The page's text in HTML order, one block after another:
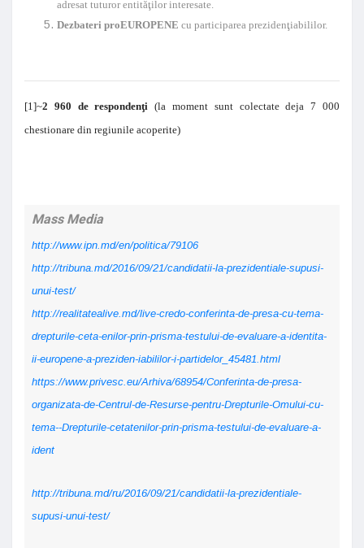
adresat tuturor entităţilor interesate.
Dezbateri proEUROPENE cu participarea prezidenţiabililor.
[1]~2 960 de respondenţi (la moment sunt colectate deja 7 000
chestionare din regiunile acoperite)
Mass Media
http://www.ipn.md/en/politica/79106
http://tribuna.md/2016/09/21/candidatii-la-prezidentiale-supusi-
unui-test/
http://realitatealive.md/live-credo-conferinta-de-presa-cu-tema-
drepturile-ceta-enilor-prin-prisma-testului-de-evaluare-a-identita-
ii-europene-a-preziden-iabililor-i-partidelor_45481.html
https://www.privesc.eu/Arhiva/68954/Conferinta-de-presa-
organizata-de-Centrul-de-Resurse-pentru-Drepturile-Omului-cu-
tema--Drepturile-cetatenilor-prin-prisma-testului-de-evaluare-a-
ident
http://tribuna.md/ru/2016/09/21/candidatii-la-prezidentiale-
supusi-unui-test/